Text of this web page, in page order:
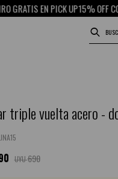
EN PICK UP15% OFF CON
triple vuelta acero -
UYU690